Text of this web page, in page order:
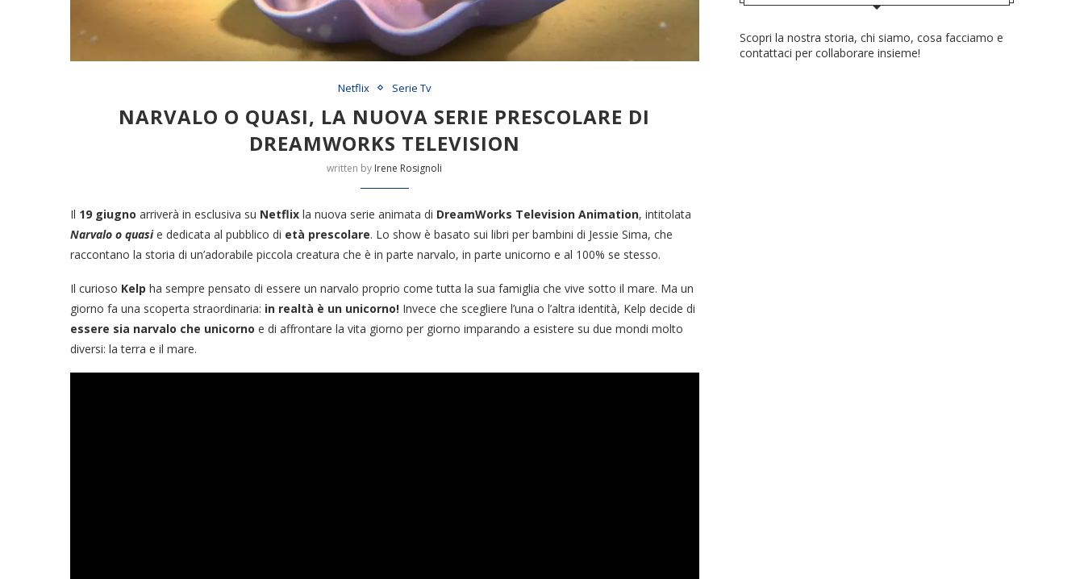
Netflix Serie Tv
NARVALO O QUASI, LA NUOVA SERIE PRESCOLARE DI
DREAMWORKS TELEVISION
written by Irene Rosignoli
Il 19 giugno arriverà in esclusiva su Netflix la nuova serie animata di DreamWorks Television Animation, intitolata
Narvalo o quasie dedicata al pubblico di età prescolare. Lo show è basato sui libri per bambini di Jessie Sima, che
raccontano la storia di un’adorabile piccola creatura che è in parte narvalo, in parte unicorno e al 100% se stesso.
Il curioso Kelp ha sempre pensato di essere un narvalo proprio come tutta la sua famiglia che vive sotto il mare. Ma un
giorno fa una scoperta straordinaria: in realtà è un unicorno! Invece che scegliere l’una o l’altra identità, Kelp decide di
essere sia narvalo che unicorno e di affrontare la vita giorno per giorno imparando a esistere su due mondi molto
diversi: la terra e il mare.
Scopri la nostra storia, chi siamo, cosa facciamo e
contattaci per collaborare insieme!